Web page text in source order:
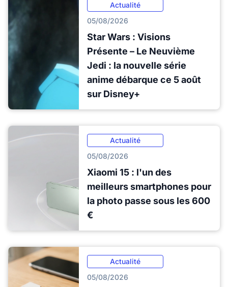
Actualité
05/08/2026
Star Wars : Visions
Présente – Le Neuvième
Jedi : la nouvelle série
anime débarque ce 5 août
sur Disney+
Actualité
05/08/2026
Xiaomi 15 : l'un des
meilleurs smartphones pour
la photo passe sous les 600
€
Actualité
05/08/2026